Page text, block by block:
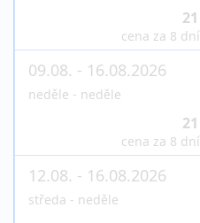
cena za 8
09.08. - 16.08.2026
neděle - neděle
cena za 8
12.08. - 16.08.2026
středa - neděle